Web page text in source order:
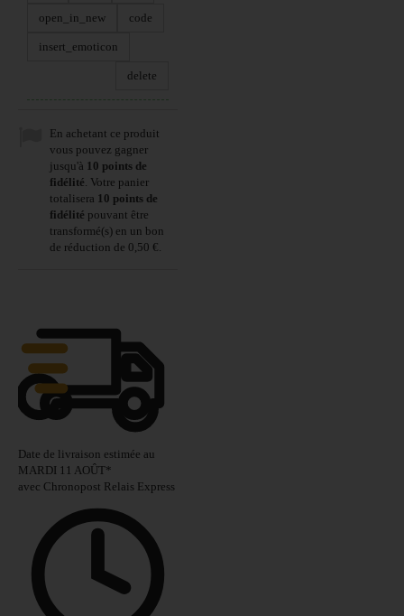
open_in_new code
insert_emoticon
delete
En achetant ce produit
vous pouvez gagner
jusqu'à 10 points de
fidélité. Votre panier
totalisera 10 points de
fidélité pouvant être
transformé(s) en un bon
de réduction de 0,50 €.
Date de livraison estimée au
MARDI 11 AOÛT*
avec Chronopost Relais Express